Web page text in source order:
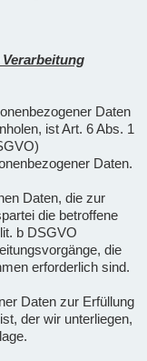
Daten
ist Art. 6 Abs. 1
Daten.
Daten, die zur
die betroffene
b DSGVO
die
erforderlich sind.
Daten zur Erfüllung
der wir unterliegen,